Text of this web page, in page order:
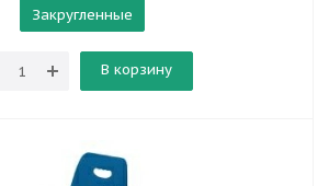
Закругленные
В корзину